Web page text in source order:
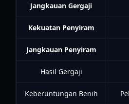
Jangkauan Gergaji
Kekuatan Penyiram
Jangkauan Penyiram
Hasil Gergaji
Keberuntungan Benih